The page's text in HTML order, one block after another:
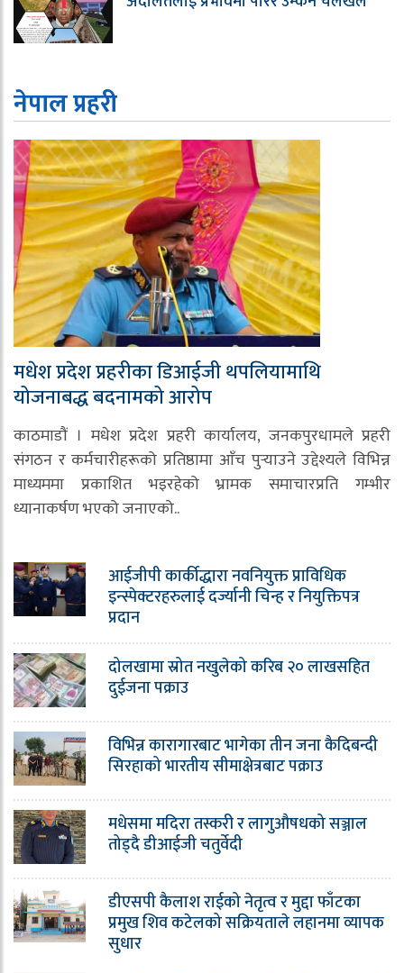
नेपाल प्रहरी
मधेश प्रदेश प्रहरीका डिआईजी थपलियामाथि
योजनाबद्ध बदनामको आरोप
काठमाडौं । मधेश प्रदेश प्रहरी कार्यालय, जनकपुरधामले प्रहरी
संगठन र कर्मचारीहरूको प्रतिष्ठामा आँच पुर्‍याउने उद्देश्यले विभिन्न
माध्यममा प्रकाशित भइरहेको भ्रामक समाचारप्रति गम्भीर
ध्यानाकर्षण भएको जनाएको..
आईजीपी कार्कीद्धारा नवनियुक्त प्राविधिक
इन्स्पेक्टरहरुलाई दर्ज्यानी चिन्ह र नियुक्तिपत्र
प्रदान
दोलखामा स्रोत नखुलेको करिब २० लाखसहित
दुईजना पक्राउ
विभिन्न कारागारबाट भागेका तीन जना कैदिबन्दी
सिरहाको भारतीय सीमाक्षेत्रबाट पक्राउ
मधेसमा मदिरा तस्करी र लागुऔषधको सञ्जाल
तोड्दै डीआईजी चतुर्वेदी
डीएसपी कैलाश राईको नेतृत्व र मुद्दा फाँटका
प्रमुख शिव कटेलको सक्रियताले लहानमा व्यापक
सुधार